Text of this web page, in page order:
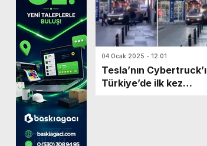
04 Ocak 2025 - 12:01
Tesla’nın Cybertruck’ı
Türkiye’de ilk kez